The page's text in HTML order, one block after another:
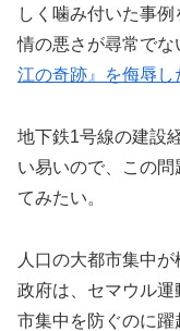
しく噛み付いた事
情の悪さが尋常でな
江の奇跡』を侮辱し
地下鉄1号線の建設
い易いので、この
てみたい。
人口の大都市集中
政府は、セマウル
市集中を防ぐのに